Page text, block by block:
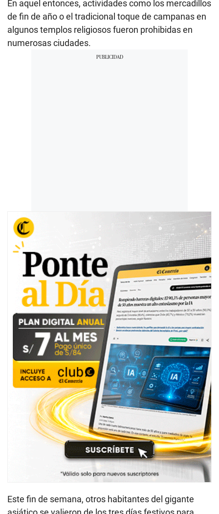
En aquel entonces, actividades como los mercadillos
de fin de año o el tradicional toque de campanas en
algunos templos religiosos fueron prohibidas en
numerosas ciudades.
Este fin de semana, otros habitantes del gigante